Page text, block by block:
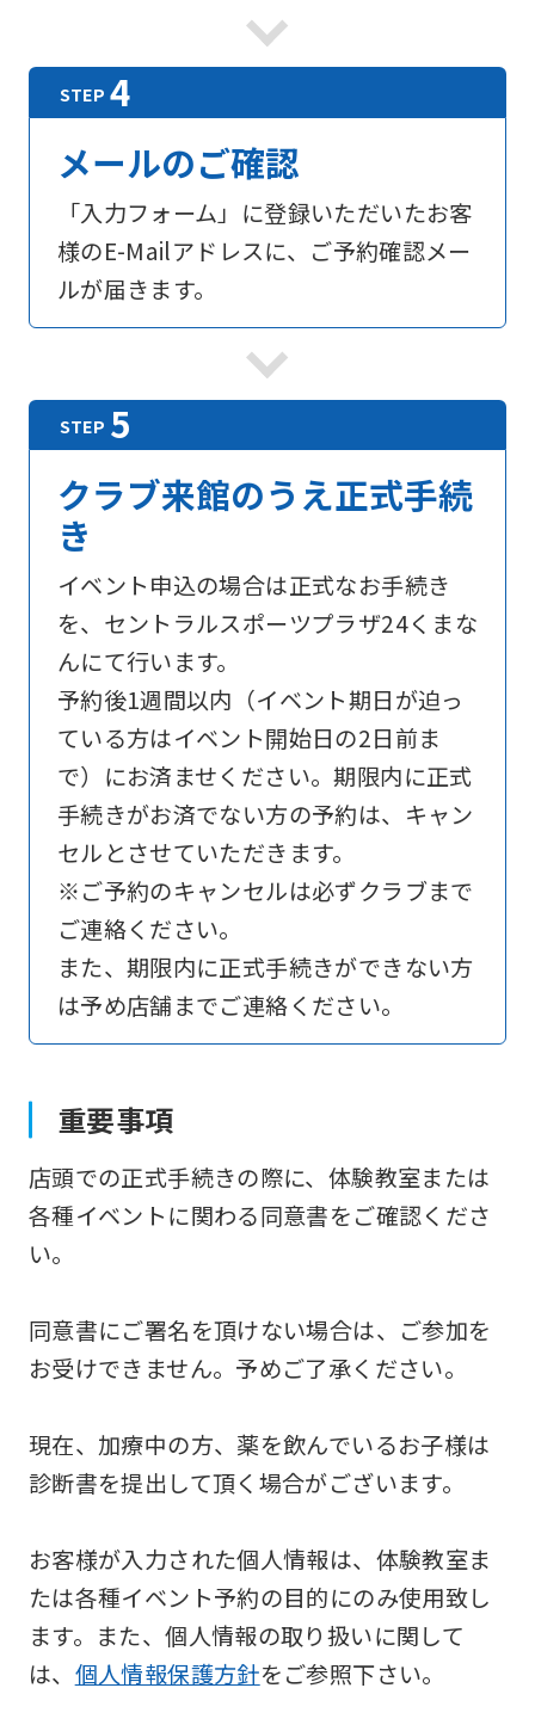
メールのご確認
「入力フォーム」に登録いただいたお客
様のE-Mailアドレスに、ご予約確認メー
ルが届きます。
クラブ来館のうえ正式手続
き
イベント申込の場合は正式なお手続き
を、セントラルスポーツプラザ24くまな
んにて行います。
予約後1週間以内（イベント期日が迫っ
ている方はイベント開始日の2日前ま
で）にお済ませください。期限内に正式
手続きがお済でない方の予約は、キャン
セルとさせていただきます。
※ご予約のキャンセルは必ずクラブまで
ご連絡ください。
また、期限内に正式手続きができない方
は予め店舗までご連絡ください。
重要事項
店頭での正式手続きの際に、体験教室または
各種イベントに関わる同意書をご確認くださ
い。
同意書にご署名を頂けない場合は、ご参加を
お受けできません。予めご了承ください。
現在、加療中の方、薬を飲んでいるお子様は
診断書を提出して頂く場合がございます。
お客様が入力された個人情報は、体験教室ま
たは各種イベント予約の目的にのみ使用致し
ます。また、個人情報の取り扱いに関して
は、 個人情報保護方針をご参照下さい。